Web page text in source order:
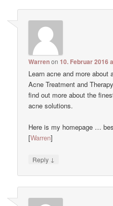
Warrenon10. Februar 2016
Learn acne and more about
Acne Treatment and
find out more about the
acne solutions.
Here is my homepage …
[Warren]
Reply ↓